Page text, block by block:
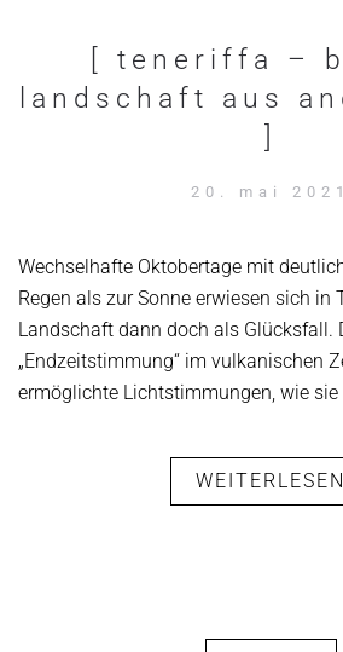
[ teneriffa –
landschaft aus
20. mai 2021
Wechselhafte Oktobertage mit
Regen als zur Sonne erwiesen sich in
Landschaft dann doch als Glücksfall.
„Endzeitstimmung“ im vulkanischen
ermöglichte Lichtstimmungen, wie
WEITERLESEN